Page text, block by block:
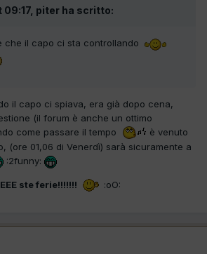
09:17, piter ha scritto:
che il capo ci sta controllando
il capo ci spiava, era già dopo cena,
(il forum è anche un ottimo
come passare il tempo
è venuto
(ore 01,06 di Venerdì) sarà sicuramente a
:2funny:
ste ferie!!!!!!! :oO: